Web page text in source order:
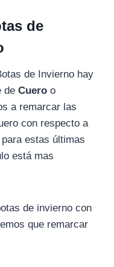
de
de Invierno hay
de Cuero o
a remarcar las
con respecto a
estas últimas
está mas
de invierno con
que remarcar